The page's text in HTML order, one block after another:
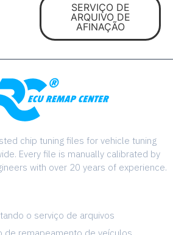
SERVIÇO DE
ARQUIVO DE
AFINAÇÃO
chip tuning files for vehicle tuning
Every file is manually calibrated by
with over 20 years of experience.
o serviço de arquivos